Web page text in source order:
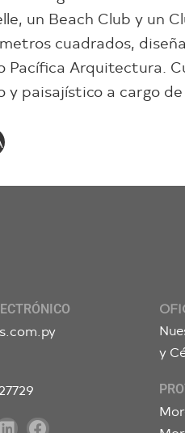
un Beach Club y un
cuadrados,
Pacífica Arquitectura.
y paisajístico a cargo de
y